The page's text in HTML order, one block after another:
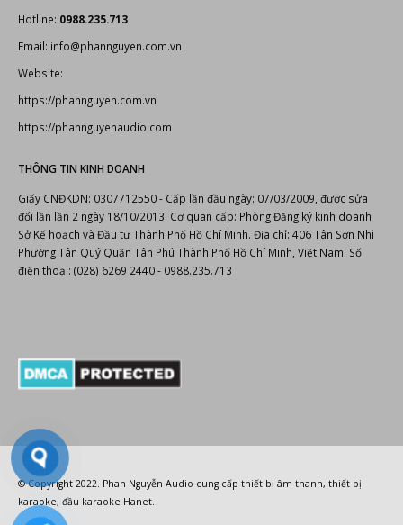
Hotline: 0988.235.713
Email: info@phannguyen.com.vn
Website:
https://phannguyen.com.vn
https://phannguyenaudio.com
THÔNG TIN KINH DOANH
Giấy CNĐKDN: 0307712550 - Cấp lần đầu ngày: 07/03/2009, được sửa
đổi lần lần 2 ngày 18/10/2013. Cơ quan cấp: Phòng Đăng ký kinh doanh
Sở Kế hoạch và Đầu tư Thành Phố Hồ Chí Minh. Địa chỉ: 406 Tân Sơn Nhì
Phường Tân Quý Quận Tân Phú Thành Phố Hồ Chí Minh, Việt Nam. Số
điện thoại: (028) 6269 2440 - 0988.235.713
© Copyright 2022. Phan Nguyễn Audio cung cấp thiết bị âm thanh, thiết bị
karaoke, đầu karaoke Hanet.